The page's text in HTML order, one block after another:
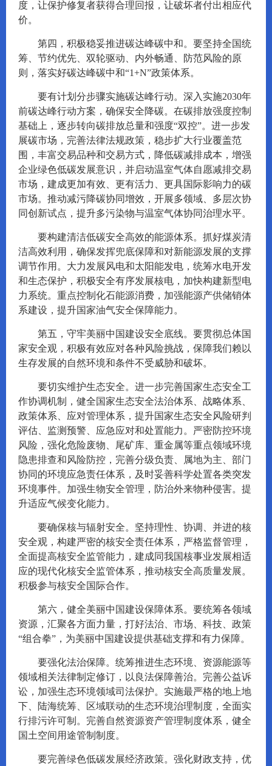
度，让保护修复者获得合理回报，让破坏者付出相应代
价。
第四，积极稳妥推进碳达峰碳中和。要坚持全国统
筹、节约优先、双轮驱动、内外畅通、防范风险的原
则，落实好碳达峰碳中和“1+N”政策体系。
要有计划分步骤实施碳达峰行动。深入实施2030年
前碳达峰行动方案，确保安全降碳。在碳排放强度控制
基础上，逐步转向碳排放总量和强度“双控”。进一步发
展碳市场，完善法律法规政策，稳步扩大行业覆盖范
围，丰富交易品种和交易方式，降低碳减排成本，增强
企业绿色低碳发展意识，并启动温室气体自愿减排交易
市场，建成更加有效、更有活力、更具国际影响力的碳
市场。推动减污降碳协同增效，开展多领域、多层次协
同创新试点，提升多污染物与温室气体协同治理水平。
要构建清洁低碳安全高效的能源体系。抓好煤炭清
洁高效利用，确保发挥兜底保障和对新能源发展的支撑
调节作用。大力发展风电和太阳能发电，统筹水电开发
和生态保护，积极安全有序发展核电，加快构建新型电
力系统。重点控制化石能源消费，加强能源产供储销体
系建设，提升国家油气安全保障能力。
第五，守牢美丽中国建设安全底线。要贯彻总体国
家安全观，积极有效应对各种风险挑战，保障我们赖以
生存发展的自然环境和条件不受威胁和破坏。
要切实维护生态安全。进一步完善国家生态安全工
作协调机制，健全国家生态安全法治体系、战略体系、
政策体系、应对管理体系，提升国家生态安全风险研判
评估、监测预警、应急应对和处置能力。严密防控环境
风险，强化危险废物、尾矿库、重金属等重点领域环境
隐患排查和风险防控，完善分级负责、属地为主、部门
协同的环境应急责任体系，及时妥善科学处置各类突发
环境事件。加强生物安全管理，防治外来物种侵害。提
升适应气候变化能力。
要确保核与辐射安全。坚持理性、协调、并进的核
安全观，构建严密的核安全责任体系，严格监督管理，
全面提高核安全监管能力，建成同我国核事业发展相适
应的现代化核安全监管体系，推动核安全高质量发展。
积极参与核安全国际合作。
第六，健全美丽中国建设保障体系。要统筹各领域
资源，汇聚各方面力量，打好法治、市场、科技、政策
“组合拳”，为美丽中国建设提供基础支撑和有力保障。
要强化法治保障。统筹推进生态环境、资源能源等
领域相关法律制定修订，以良法保障善治。完善公益诉
讼，加强生态环境领域司法保护。实施最严格的地上地
下、陆海统筹、区域联动的生态环境治理制度，全面实
行排污许可制。完善自然资源资产管理制度体系，健全
国土空间用途管制制度。
要完善绿色低碳发展经济政策。强化财政支持，优